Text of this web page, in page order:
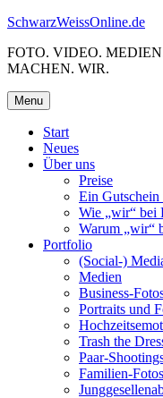
Skip
content
SchwarzWeissOnline.de
FOTO. VIDEO.
MACHEN. WIR.
Menu
Start
Neues
Über uns
Preise
Ein Gutschein
Wie „wir“ bei
Warum „wir“
Portfolio
(Social-)
Medien
Business-
Portraits und
Trash the
Paar-
Familien-Fotos